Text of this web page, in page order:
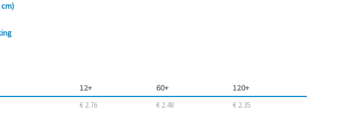
12+ 60+ 120+
€ 2.76 € 2.48 € 2.35